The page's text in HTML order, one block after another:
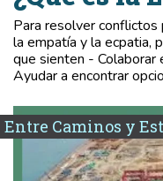
Para resolver
la empatía y la ecpatia,
que sienten - Colaborar
Ayudar a encontrar
Entre Caminos y